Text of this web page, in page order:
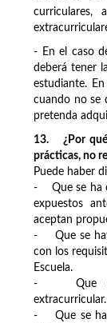
curriculares,
- En el caso
deberá tener
estudiante.
cuando no se
pretenda
13. ¿Por
prácticas, no
Puede haber
- Que se ha
expuestos
aceptan
- Que se
con los
Escuela.
- Que se
extracurricular.
- Que se